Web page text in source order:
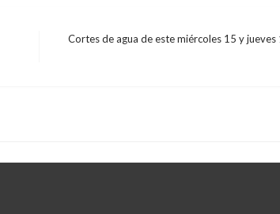
Cortes de agua de este miércoles 15 y